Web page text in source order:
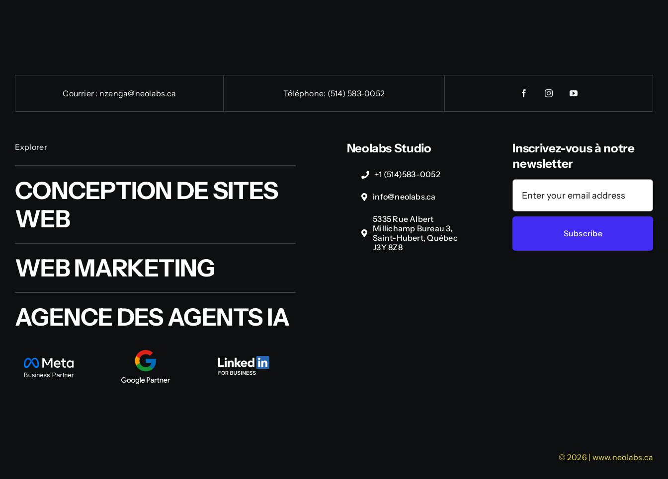
Courrier : nzenga@neolabs.ca Téléphone: (514) 583-0052
Explorer
CONCEPTION DE SITES
WEB
WEB MARKETING
AGENCE DES AGENTS IA
Neolabs Studio
+1 (514)583-0052
info@neolabs.ca
5335 Rue Albert
Millichamp Bureau 3,
Saint-Hubert, Québec
J3Y 8Z8
Inscrivez-vous à notre
newsletter
Subscribe
© 2026 | www.neolabs.ca